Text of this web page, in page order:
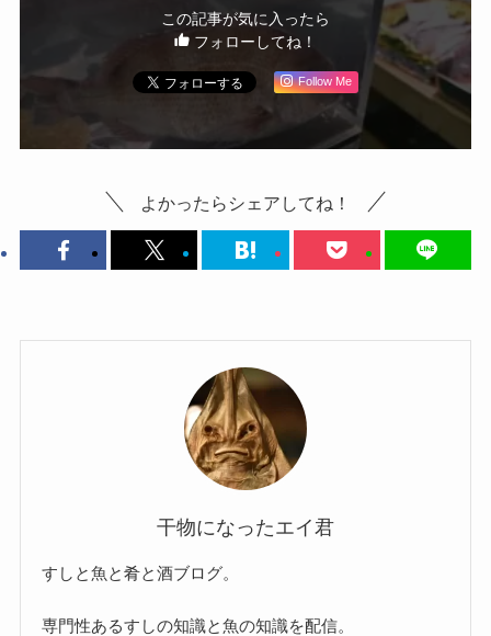
この記事が気に入ったら
フォローしてね！
Follow Me
よかったらシェアしてね！
干物になったエイ君
すしと魚と肴と酒ブログ。
専門性あるすしの知識と魚の知識を配信。